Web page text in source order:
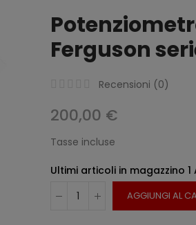
Ferguson
Recensioni (0)
200,00 €
Tasse incluse
Ultimi articoli in magazzino
AGGIUNGI AL